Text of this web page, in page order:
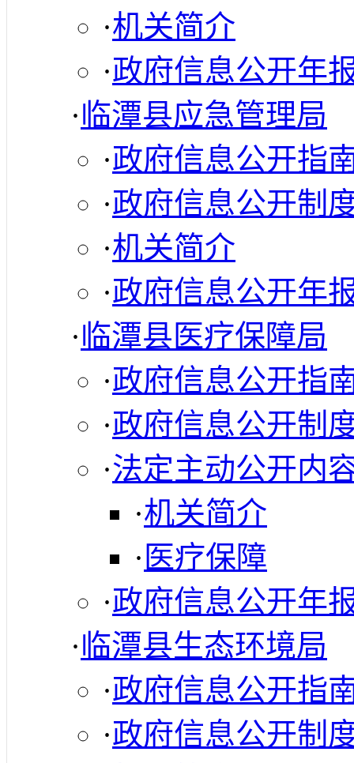
·机关简介
·政府信息公开年
·临潭县应急管理局
·政府信息公开指
·政府信息公开制
·机关简介
·政府信息公开年
·临潭县医疗保障局
·政府信息公开指
·政府信息公开制
·法定主动公开内
·机关简介
· 医疗保障
·政府信息公开年
·临潭县生态环境局
·政府信息公开指
·政府信息公开制